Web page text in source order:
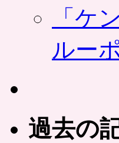
「ケ
ルー
過去の